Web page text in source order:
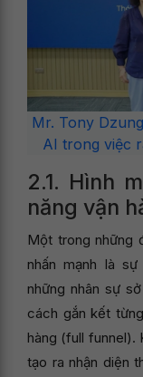
Mr. Tony
AI trong việc
2.1. Hình
năng vận
Một trong những
nhấn mạnh là
những nhân sự
cách gắn kết
hàng (full funnel).
tạo ra nhận diện